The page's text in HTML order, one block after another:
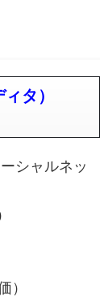
タ）
シャルネッ
）